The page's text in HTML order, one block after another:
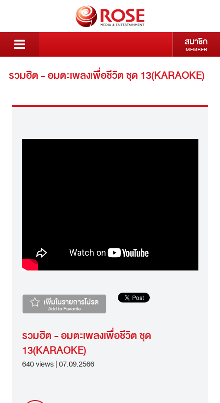
สมาชิก
MEMBER
รวมฮิต - อมตะเพลงเพื่อชีวิต ชุด 13(KARAOKE)
เพิ่มในรายการโปรด
Add to Favorite
รวมฮิต - อมตะเพลงเพื่อชีวิต ชุด
13(KARAOKE)
640 views | 07.09.2566